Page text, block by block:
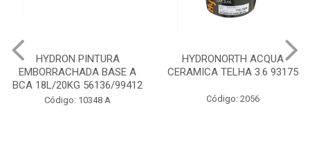
HYDRON PINTURA
EMBORRACHADA BASE A
BCA 18L/20KG 56136/99412
Código: 10348 A
HYDRONORTH ACQUA
CERAMICA TELHA 3.6 93175
Código: 2056